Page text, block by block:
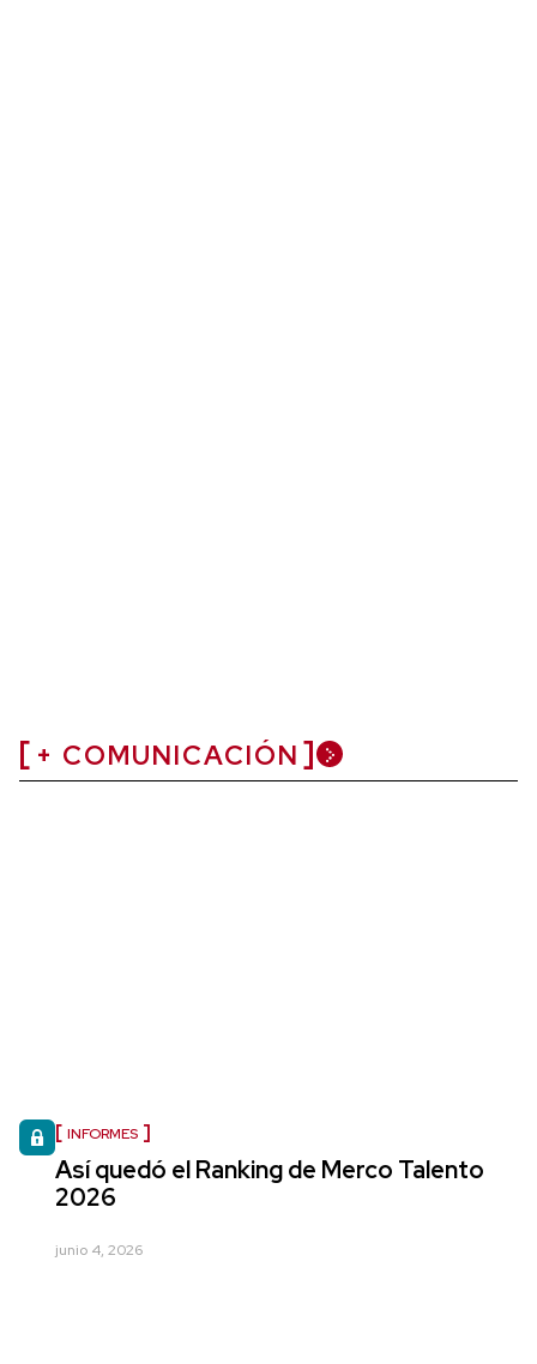
+ COMUNICACIÓN
INFORMES
Así quedó el Ranking de Merco Talento
2026
junio 4, 2026